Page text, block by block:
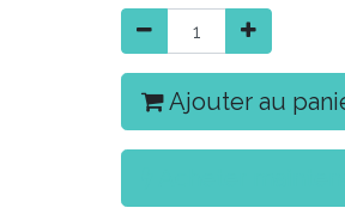
Ajouter au